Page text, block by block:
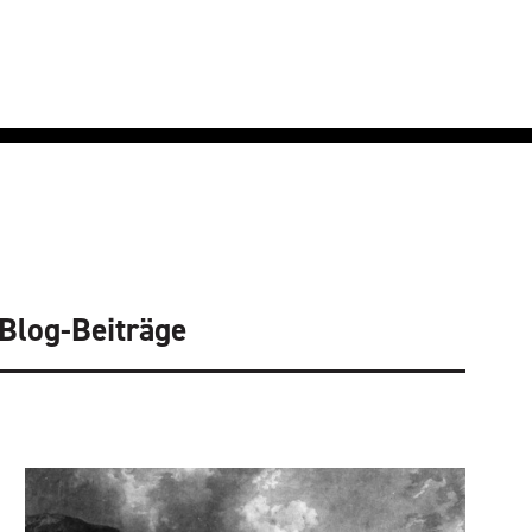
Beiträge